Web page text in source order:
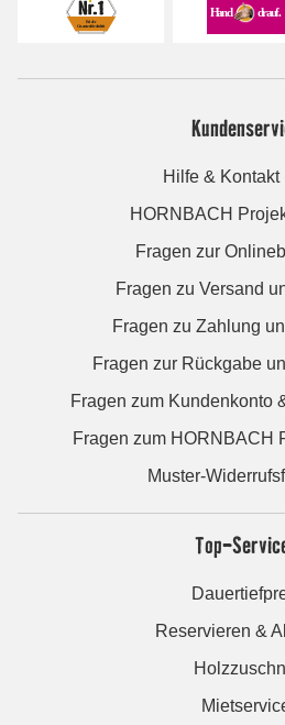
Hilfe & Kontakt
HORNBACH
Fragen zur
Fragen zu Versand
Fragen zu Zahlung
Fragen zur Rückgabe
Fragen zum Kundenkonto
Fragen zum HORNBACH
Muster-
Top-
Reservieren &